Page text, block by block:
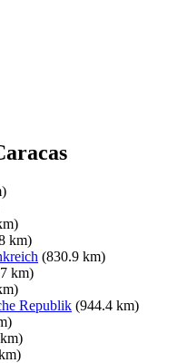
km)
(830.9 km)
km)
Republik (944.4 km)